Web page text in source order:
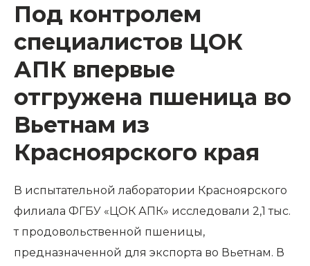
Под контролем
специалистов ЦОК
АПК впервые
отгружена пшеница во
Вьетнам из
Красноярского края
В испытательной лаборатории Красноярского
филиала ФГБУ «ЦОК АПК» исследовали 2,1 тыс.
т продовольственной пшеницы,
предназначенной для экспорта во Вьетнам. В